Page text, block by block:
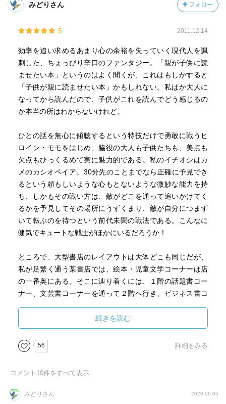
みどりさん フォロー
5 2011.12.14
効率を追い求めるあまり心の余裕を失っていく現代人を諷
刺した、ちょっぴり辛口のファンタジー。「親が子供に読
ませたい本」というのはよく聞くが、これはもしかすると
「子供が親に読ませたい本」かもしれない。私はか大人に
なってから読んだので、子供がこれを読んでどう感じるの
か本当の所はわからないけれど。
ひとの話を無心に傾聴するという特技だけで勇敢に戦うヒ
ロイン・モモをはじめ、脇役の大人も子供たちも、美点も
欠点もひっくるめて実に魅力的である。私のイチオシはカ
メのカシオペイア。30分先のことまでなら正確に予見でき
るという頼もしいような心もとないような微妙な能力を持
ち、しかもその戦い方は、敵がどこを通って追いかけてく
るかを予見してその場所にうずくまり、敵が自分につまず
いて転ぶのを待つという前代未聞の戦法である。こんなに
健気でキュートな戦士がほかにいるだろうか！
ところで、大型書店のレイアウトは大体どこも同じだが、
私が足繁く通う某書店では、絵本・児童文学コーナーは店
の一番奥にある。そこに辿り着くには、１階の話題書コー
ナー、文芸書コーナーを通って２階へ行き、ビジネス書コ
その間に必然的に多くの本のタイトルを目にするのだが、
改めて眺めてみると、これがまた何とも示唆的なのであ
当に頭がよくなる１分間勉強法」「残業ゼロ！ 仕事が３倍
速くなるダンドリ仕事術」等々。「時間をお金で買う技
続きを読む
56 詳細をみる
コメント 10件をすべて表示
みどりさん 2020.09.05